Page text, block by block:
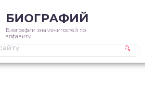
БИОГРАФИЙ
Биографии знаменитостей по
алфавиту